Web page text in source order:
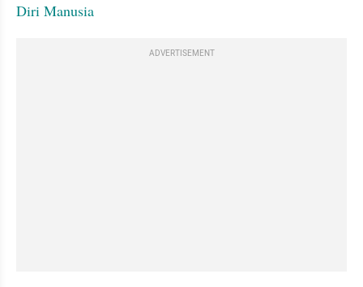
Diri Manusia
ADVERTISEMENT